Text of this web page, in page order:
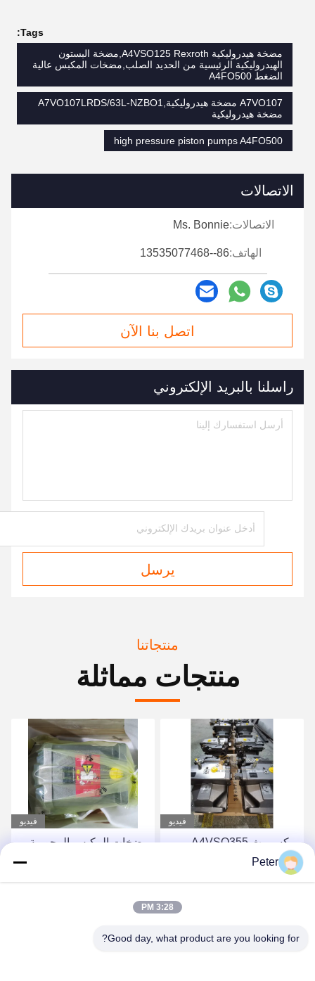
Tags:
مضخة هيدروليكية A4VSO125 Rexroth,مضخة البستون
الهيدروليكية الرئيسية من الحديد الصلب,مضخات المكبس عالية
الضغط A4FO500
A7VO107 مضخة هيدروليكية,A7VO107LRDS/63L-NZBO1
مضخة هيدروليكية
high pressure piston pumps A4FO500
الاتصالات
الاتصالات:Ms. Bonnie
الهاتف:86--13535077468
اتصل بنا الآن
راسلنا بالبريد الإلكتروني
يرسل
منتجاتنا
منتجات مماثلة
فيديو
مضخات المكبس المحورية
A4FO125_30R-
فيديو
مضخة هيدروليكية Rexroth
الإزاحة عالية الموثوقية
Peter
3:28 PM
Good day, what product are you looking for?